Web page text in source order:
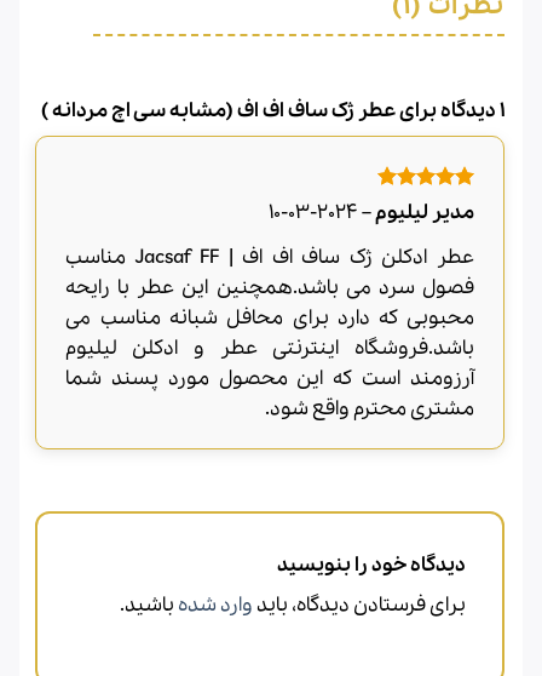
1 دیدگاه برای عطر ژک ساف اف اف (مشابه سی اچ مردانه )
امتیاز 5از
5
مدیر لیلیوم–
2024-03-10
عطر ادکلن ژک ساف اف اف | Jacsaf FF مناسب
فصول سرد می باشد.همچنین این عطر با رایحه
محبوبی که دارد برای محافل شبانه مناسب می
باشد.فروشگاه اینترنتی عطر و ادکلن لیلیوم
آرزومند است که این محصول مورد پسند شما
مشتری محترم واقع شود.
دیدگاه خود را بنویسید
برای فرستادن دیدگاه، باید وارد شده باشید.